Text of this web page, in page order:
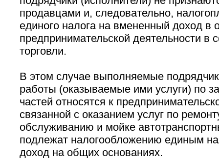
продавцами и, следовательно,
единого налога на вмененный доход в
предпринимательской деятельности в
торговли.
В этом случае выполняемые
работы (оказываемые ими услуги) по
частей относятся к
связанной с оказанием услуг по
обслуживанию и мойке
подлежат налогообложению единым
доход на общих основаниях.